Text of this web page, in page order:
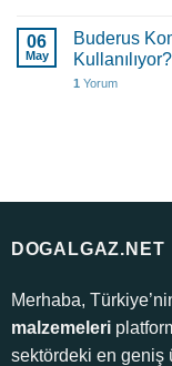
06
May
Buderus
Kullanılıyor?
1 Yorum
DOGALGAZ.NET
Merhaba,
malzemeleri
sektördeki en geniş